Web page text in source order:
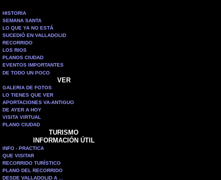
HISTORIA
SEMANA SANTA
LO QUE YA NO ESTÁ
SUCEDIÓ EN VALLADOLID
RECORRIDO
LOS RIOS
PLANOS CIUDAD
EVENTOS IMPORTANTES
DE TODO UN POCO
VER
GALERIA DE FOTOS
LO TIENES QUE VER
APORTACIONES VA-ANTIGUO
DE AYER A HOY
VISITA VIRTUAL
PLANO CIUDAD
TURISMO
INFORMACIÓN ÚTIL
INFO - PRACTICA
QUE VISITAR
RECORRIDO TURÍSTICO
PLANO DEL RECORRIDO
DESDE VALLADOLID A ...